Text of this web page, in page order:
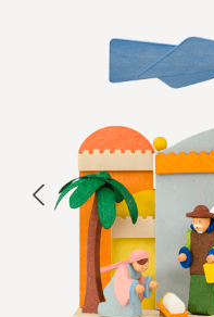
Bildergalerie überspringen